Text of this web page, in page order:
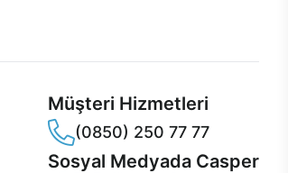
Müşteri Hizmetleri
(0850) 250 77 77
Sosyal Medyada Casper